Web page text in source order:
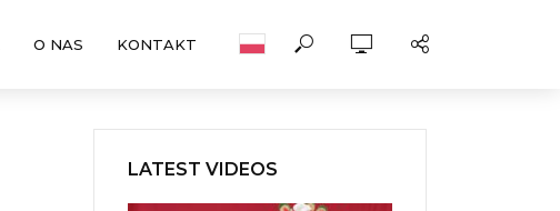
O NAS KONTAKT
LATEST VIDEOS